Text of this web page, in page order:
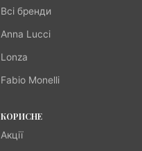
Всі бренди
Anna Lucci
Lonza
Fabio Monelli
КОРИСНЕ
Акції